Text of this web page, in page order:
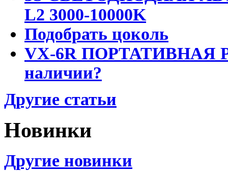
L2 3000-10000K
Подобрать цоколь
VX-6R ПОРТАТИВНАЯ
наличии?
Другие статьи
Новинки
Другие новинки